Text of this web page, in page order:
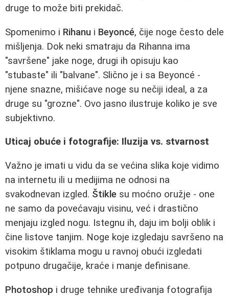
druge to može biti prekidač.
Spomenimo i Rihanu i Beyoncé, čije noge često dele
mišljenja. Dok neki smatraju da Rihanna ima
"savršene" jake noge, drugi ih opisuju kao
"stubaste" ili "balvane". Slično je i sa Beyoncé -
njene snazne, mišićave noge su nečiji ideal, a za
druge su "grozne". Ovo jasno ilustruje koliko je sve
subjektivno.
Uticaj obuće i fotografije: Iluzija vs. stvarnost
Važno je imati u vidu da se većina slika koje vidimo
na internetu ili u medijima ne odnosi na
svakodnevan izgled. Štikle su moćno oružje - one
ne samo da povećavaju visinu, već i drastično
menjaju izgled nogu. Istegnu ih, daju im bolji oblik i
čine listove tanjim. Noge koje izgledaju savršeno na
visokim štiklama mogu u ravnoj obući izgledati
potpuno drugačije, kraće i manje definisane.
Photoshop i druge tehnike uređivanja fotografija